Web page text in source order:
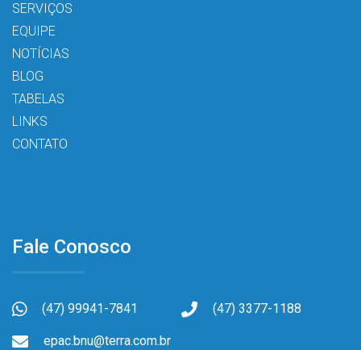
SERVIÇOS
EQUIPE
NOTÍCIAS
BLOG
TABELAS
LINKS
CONTATO
Fale Conosco
(47) 99941-7841 (47) 3377-1188
epac.bnu@terra.com.br